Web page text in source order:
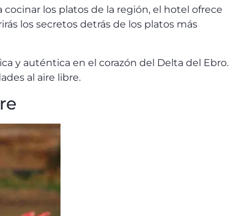
los platos de la región, el hotel ofrece
los secretos detrás de los platos más
y auténtica en el corazón del Delta del Ebro.
al aire libre.